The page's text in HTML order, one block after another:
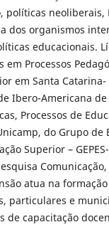
políticas neoliberais,
dos organismos
educacionais.
em Processos
em Santa Catarina-
Ibero-Americana de
Processos de
do Grupo de
Superior –
atua na
particulares e
de capacitação